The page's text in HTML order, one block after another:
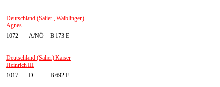
Deutschland (Salier , Waiblingen)
Agnes
1072
A/NÖ B 173 E
Deutschland (Salier) Kaiser
Heinrich III
1017
D B 692 E